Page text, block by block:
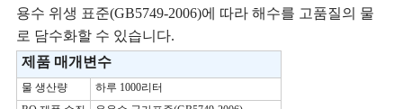
구
하
세
용수 위생 표준(GB5749-2006)에 따라 해수를 고품질의 물
로 담수화할 수 있습니다.
제품 매개변수
물 생산량
하루 1000리터